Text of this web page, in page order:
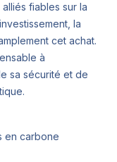
fiables sur la
la
cet achat.
à
sa sécurité et de
en carbone